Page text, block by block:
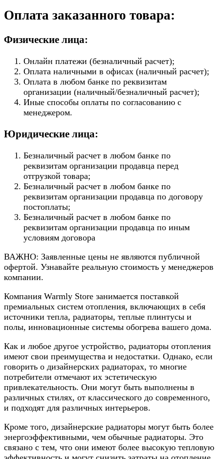
Оплата заказанного товара:
Физические лица:
Онлайн платежи (безналичный расчет);
Оплата наличными в офисах (наличный расчет);
Оплата в любом банке по реквизитам
организации (наличный/безналичный расчет);
Иные способы оплаты по согласованию с
менеджером.
Юридические лица:
Безналичный расчет в любом банке по
реквизитам организации продавца перед
отгрузкой товара;
Безналичный расчет в любом банке по
реквизитам организации продавца по договору
постоплаты;
Безналичный расчет в любом банке по
реквизитам организации продавца по иным
условиям договора
ВАЖНО: Заявленные цены не являются публичной
офертой. Узнавайте реальную стоимость у менеджеров
компании.
Компания Warmly Store занимается поставкой
премиальных систем отопления, включающих в себя
источники тепла, радиаторы, теплые плинтусы и
полы, инновационные системы обогрева вашего дома.
Как и любое другое устройство, радиаторы отопления
имеют свои преимущества и недостатки. Однако, если
говорить о дизайнерских радиаторах, то многие
потребители отмечают их эстетическую
привлекательность. Они могут быть выполнены в
различных стилях, от классического до современного,
и подходят для различных интерьеров.
Кроме того, дизайнерские радиаторы могут быть более
энергоэффективными, чем обычные радиаторы. Это
связано с тем, что они имеют более высокую тепловую